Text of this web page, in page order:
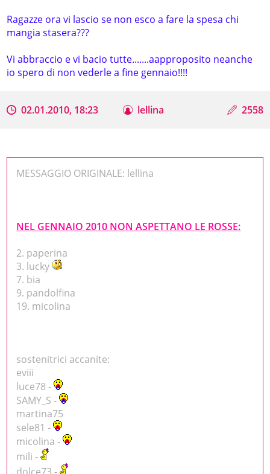
Ragazze ora vi lascio se non esco a fare la spesa chi
mangia stasera???
Vi abbraccio e vi bacio tutte.......aapproposito neanche
io spero di non vederle a fine gennaio!!!!
02.01.2010, 18:23 lellina 2558
MESSAGGIO ORIGINALE: lellina
NEL GENNAIO 2010 NON ASPETTANO LE ROSSE:
2. paperina
3. lucky
7. bia
9. pandolfina
19. micolina
sostenitrici accanite:
eviii
luce78 -
SAMY_S -
martina75
sele81 -
micolina -
mili -